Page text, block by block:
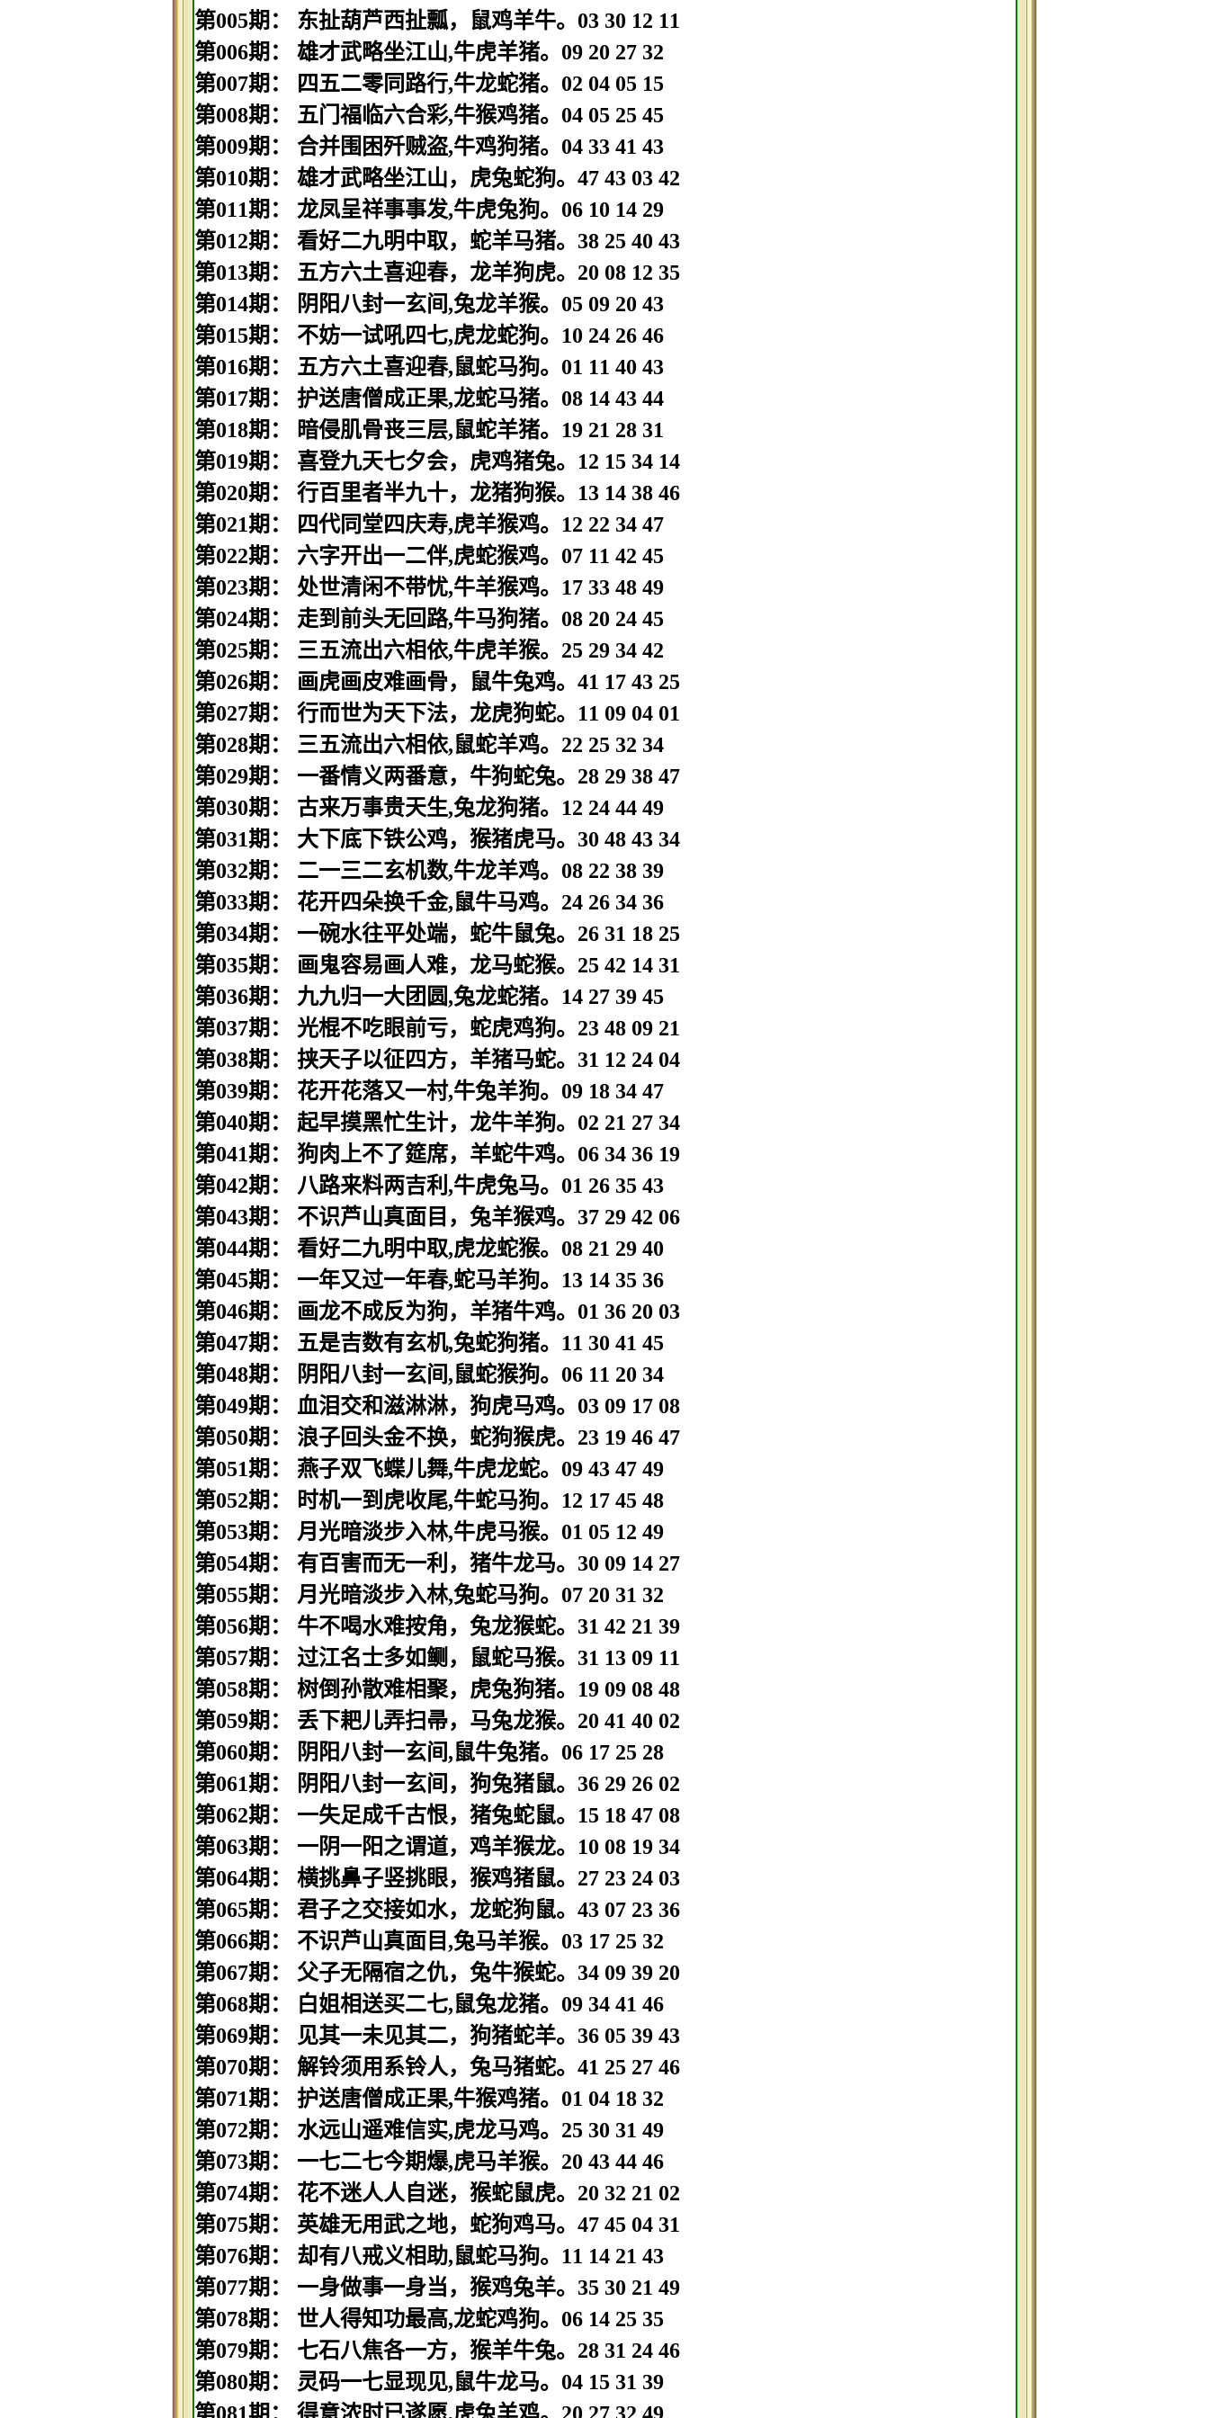
第005期： 东扯葫芦西扯瓢，鼠鸡羊牛。03 30 12 11
第006期： 雄才武略坐江山,牛虎羊猪。09 20 27 32
第007期： 四五二零同路行,牛龙蛇猪。02 04 05 15
第008期： 五门福临六合彩,牛猴鸡猪。04 05 25 45
第009期： 合并围困歼贼盗,牛鸡狗猪。04 33 41 43
第010期： 雄才武略坐江山，虎兔蛇狗。47 43 03 42
第011期： 龙凤呈祥事事发,牛虎兔狗。06 10 14 29
第012期： 看好二九明中取，蛇羊马猪。38 25 40 43
第013期： 五方六土喜迎春，龙羊狗虎。20 08 12 35
第014期： 阴阳八封一玄间,兔龙羊猴。05 09 20 43
第015期： 不妨一试吼四七,虎龙蛇狗。10 24 26 46
第016期： 五方六土喜迎春,鼠蛇马狗。01 11 40 43
第017期： 护送唐僧成正果,龙蛇马猪。08 14 43 44
第018期： 暗侵肌骨丧三层,鼠蛇羊猪。19 21 28 31
第019期： 喜登九天七夕会，虎鸡猪兔。12 15 34 14
第020期： 行百里者半九十，龙猪狗猴。13 14 38 46
第021期： 四代同堂四庆寿,虎羊猴鸡。12 22 34 47
第022期： 六字开出一二伴,虎蛇猴鸡。07 11 42 45
第023期： 处世清闲不带忧,牛羊猴鸡。17 33 48 49
第024期： 走到前头无回路,牛马狗猪。08 20 24 45
第025期： 三五流出六相依,牛虎羊猴。25 29 34 42
第026期： 画虎画皮难画骨，鼠牛兔鸡。41 17 43 25
第027期： 行而世为天下法，龙虎狗蛇。11 09 04 01
第028期： 三五流出六相依,鼠蛇羊鸡。22 25 32 34
第029期： 一番情义两番意，牛狗蛇兔。28 29 38 47
第030期： 古来万事贵天生,兔龙狗猪。12 24 44 49
第031期： 大下底下铁公鸡，猴猪虎马。30 48 43 34
第032期： 二一三二玄机数,牛龙羊鸡。08 22 38 39
第033期： 花开四朵换千金,鼠牛马鸡。24 26 34 36
第034期： 一碗水往平处端，蛇牛鼠兔。26 31 18 25
第035期： 画鬼容易画人难，龙马蛇猴。25 42 14 31
第036期： 九九归一大团圆,兔龙蛇猪。14 27 39 45
第037期： 光棍不吃眼前亏，蛇虎鸡狗。23 48 09 21
第038期： 挟天子以征四方，羊猪马蛇。31 12 24 04
第039期： 花开花落又一村,牛兔羊狗。09 18 34 47
第040期： 起早摸黑忙生计，龙牛羊狗。02 21 27 34
第041期： 狗肉上不了筵席，羊蛇牛鸡。06 34 36 19
第042期： 八路来料两吉利,牛虎兔马。01 26 35 43
第043期： 不识芦山真面目，兔羊猴鸡。37 29 42 06
第044期： 看好二九明中取,虎龙蛇猴。08 21 29 40
第045期： 一年又过一年春,蛇马羊狗。13 14 35 36
第046期： 画龙不成反为狗，羊猪牛鸡。01 36 20 03
第047期： 五是吉数有玄机,兔蛇狗猪。11 30 41 45
第048期： 阴阳八封一玄间,鼠蛇猴狗。06 11 20 34
第049期： 血泪交和滋淋淋，狗虎马鸡。03 09 17 08
第050期： 浪子回头金不换，蛇狗猴虎。23 19 46 47
第051期： 燕子双飞蝶儿舞,牛虎龙蛇。09 43 47 49
第052期： 时机一到虎收尾,牛蛇马狗。12 17 45 48
第053期： 月光暗淡步入林,牛虎马猴。01 05 12 49
第054期： 有百害而无一利，猪牛龙马。30 09 14 27
第055期： 月光暗淡步入林,兔蛇马狗。07 20 31 32
第056期： 牛不喝水难按角，兔龙猴蛇。31 42 21 39
第057期： 过江名士多如鲗，鼠蛇马猴。31 13 09 11
第058期： 树倒孙散难相聚，虎兔狗猪。19 09 08 48
第059期： 丢下耙儿弄扫帚，马兔龙猴。20 41 40 02
第060期： 阴阳八封一玄间,鼠牛兔猪。06 17 25 28
第061期： 阴阳八封一玄间，狗兔猪鼠。36 29 26 02
第062期： 一失足成千古恨，猪兔蛇鼠。15 18 47 08
第063期： 一阴一阳之谓道，鸡羊猴龙。10 08 19 34
第064期： 横挑鼻子竖挑眼，猴鸡猪鼠。27 23 24 03
第065期： 君子之交接如水，龙蛇狗鼠。43 07 23 36
第066期： 不识芦山真面目,兔马羊猴。03 17 25 32
第067期： 父子无隔宿之仇，兔牛猴蛇。34 09 39 20
第068期： 白姐相送买二七,鼠兔龙猪。09 34 41 46
第069期： 见其一未见其二，狗猪蛇羊。36 05 39 43
第070期： 解铃须用系铃人，兔马猪蛇。41 25 27 46
第071期： 护送唐僧成正果,牛猴鸡猪。01 04 18 32
第072期： 水远山遥难信实,虎龙马鸡。25 30 31 49
第073期： 一七二七今期爆,虎马羊猴。20 43 44 46
第074期： 花不迷人人自迷，猴蛇鼠虎。20 32 21 02
第075期： 英雄无用武之地，蛇狗鸡马。47 45 04 31
第076期： 却有八戒义相助,鼠蛇马狗。11 14 21 43
第077期： 一身做事一身当，猴鸡兔羊。35 30 21 49
第078期： 世人得知功最高,龙蛇鸡狗。06 14 25 35
第079期： 七石八焦各一方，猴羊牛兔。28 31 24 46
第080期： 灵码一七显现见,鼠牛龙马。04 15 31 39